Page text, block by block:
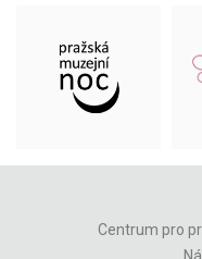
Centrum pro